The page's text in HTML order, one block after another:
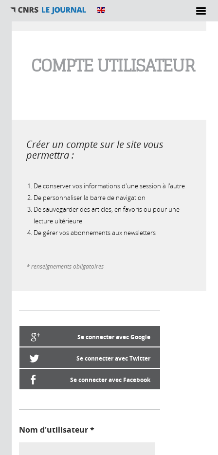
COMPTE UTILISATEUR
Créer un compte sur le site vous
permettra :
De conserver vos informations d'une session à l'autre
De personnaliser la barre de navigation
De sauvegarder des articles, en favoris ou pour une
lecture ultérieure
De gérer vos abonnements aux newsletters
* renseignements obligatoires
Se connecter avec Google
Se connecter avec Twitter
Se connecter avec Facebook
Nom d'utilisateur*